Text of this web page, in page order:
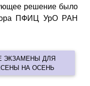
решение было
ПФИЦ УрО РАН
ЭКЗАМЕНЫ ДЛЯ
НА ОСЕНЬ